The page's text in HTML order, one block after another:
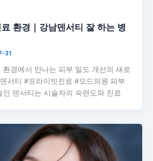
환경｜강남덴서티 잘 하는 병
31
환경에서 만나는 피부 밀도 개선의 새로
서티 #프라이빗진료 #오드의원 피부
인 덴서티는 시술자의 숙련도와 진료